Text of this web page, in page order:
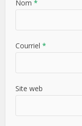
Nom*
Courriel*
Site web